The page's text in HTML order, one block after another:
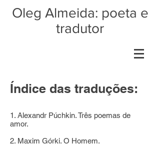
Oleg Almeida: poeta e
tradutor
Índice das traduções:
1. Alexandr Púchkin. Três poemas de
amor.
2. Maxim Górki. O Homem.